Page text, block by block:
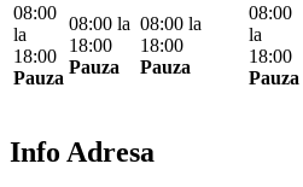
08:00
la
18:00
Pauza
08:00 la
18:00
Pauza
08:00 la
18:00
Pauza
08:00
la
18:00
Pauza
Info Adresa